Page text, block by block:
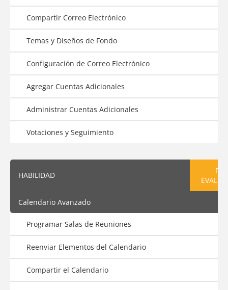
Compartir Correo Electrónico
Temas y Diseños de Fondo
Configuración de Correo Electrónico
Agregar Cuentas Adicionales
Administrar Cuentas Adicionales
Votaciones y Seguimiento
HABILIDAD
Calendario Avanzado
Programar Salas de Reuniones
Reenviar Elementos del Calendario
Compartir el Calendario